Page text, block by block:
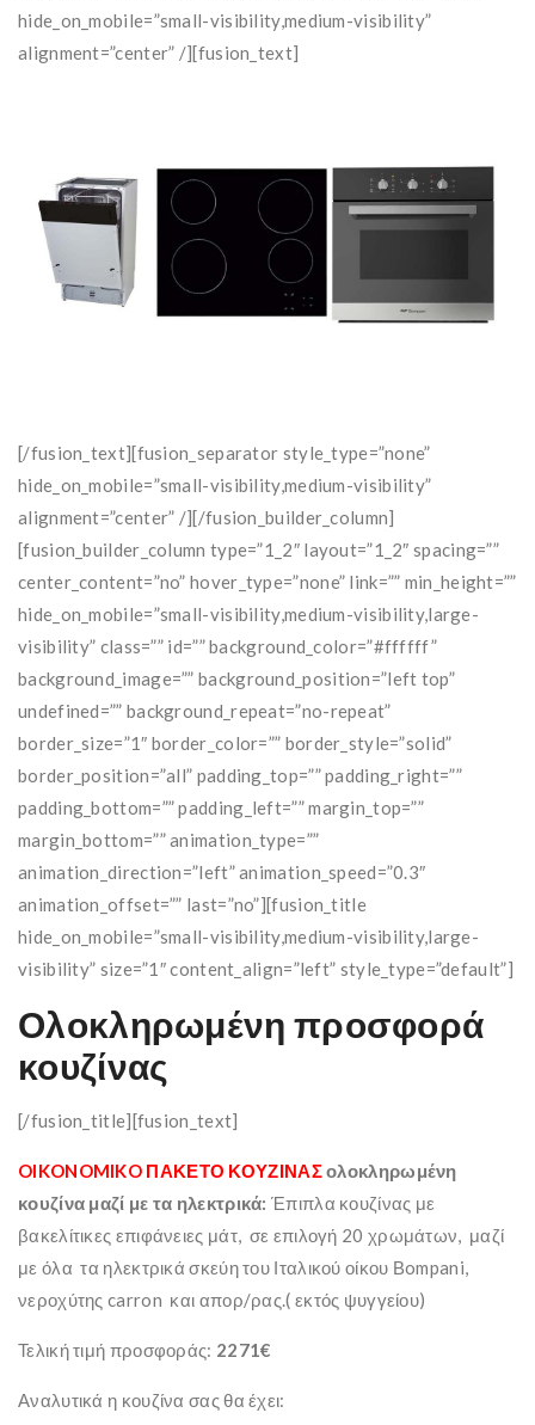
hide_on_mobile=”small-visibility,medium-visibility”
alignment=”center” /][fusion_text]
[/fusion_text][fusion_separator style_type=”none”
hide_on_mobile=”small-visibility,medium-visibility”
alignment=”center” /][/fusion_builder_column]
[fusion_builder_column type=”1_2″ layout=”1_2″ spacing=””
center_content=”no” hover_type=”none” link=”” min_height=””
hide_on_mobile=”small-visibility,medium-visibility,large-
visibility” class=”” id=”” background_color=”#ffffff”
background_image=”” background_position=”left top”
undefined=”” background_repeat=”no-repeat”
border_size=”1″ border_color=”” border_style=”solid”
border_position=”all” padding_top=”” padding_right=””
padding_bottom=”” padding_left=”” margin_top=””
margin_bottom=”” animation_type=””
animation_direction=”left” animation_speed=”0.3″
animation_offset=”” last=”no”][fusion_title
hide_on_mobile=”small-visibility,medium-visibility,large-
visibility” size=”1″ content_align=”left” style_type=”default”]
Ολοκληρωμένη προσφορά
κουζίνας
[/fusion_title][fusion_text]
OIKONOMIKO ΠΑΚΕΤΟ ΚΟΥΖΙΝΑΣολοκληρωμένη
κουζίνα μαζί με τα ηλεκτρικά:Έπιπλα κουζίνας με
βακελίτικες επιφάνειες μάτ, σε επιλογή 20 χρωμάτων, μαζί
με όλα τα ηλεκτρικά σκεύη του Ιταλικού οίκου Βompani,
νεροχύτης carron και απορ/ρας.( εκτός ψυγγείου)
Τελική τιμή προσφοράς: 2271€
Αναλυτικά η κουζίνα σας θα έχει: